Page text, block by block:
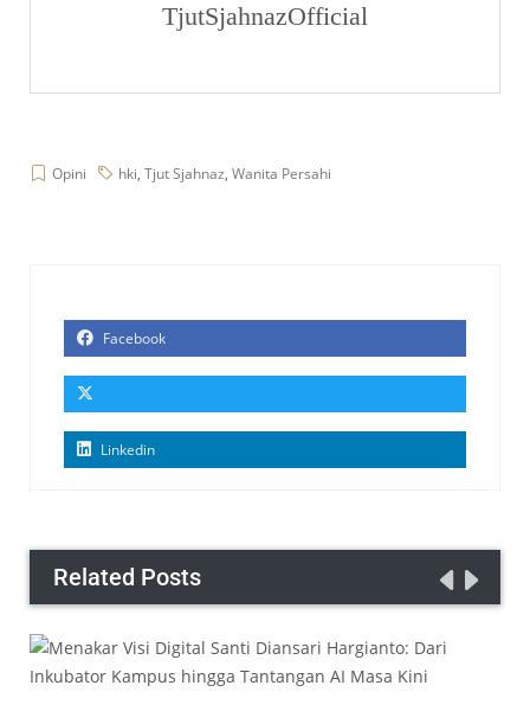
TjutSjahnazOfficial
Opini hki, Tjut Sjahnaz, Wanita Persahi
Facebook
Linkedin
Related Posts